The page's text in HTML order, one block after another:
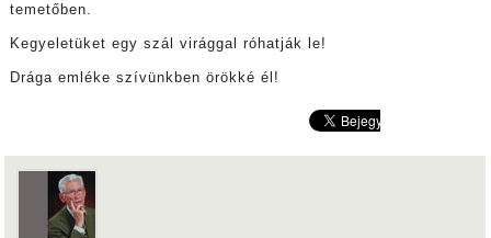
temetőben.
Kegyeletüket egy szál virággal róhatják le!
Drága emléke szívünkben örökké él!